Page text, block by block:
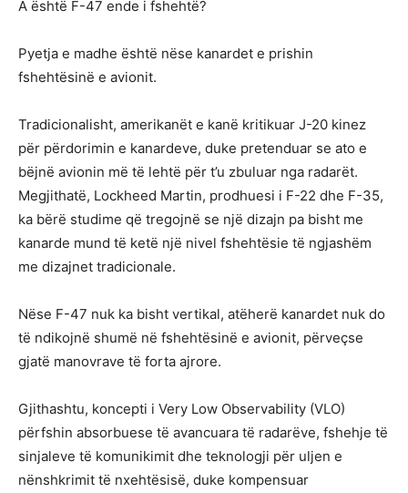
A është F-47 ende i fshehtë?
Pyetja e madhe është nëse kanardet e prishin
fshehtësinë e avionit.
Tradicionalisht, amerikanët e kanë kritikuar J-20 kinez
për përdorimin e kanardeve, duke pretenduar se ato e
bëjnë avionin më të lehtë për t’u zbuluar nga radarët.
Megjithatë, Lockheed Martin, prodhuesi i F-22 dhe F-35,
ka bërë studime që tregojnë se një dizajn pa bisht me
kanarde mund të ketë një nivel fshehtësie të ngjashëm
me dizajnet tradicionale.
Nëse F-47 nuk ka bisht vertikal, atëherë kanardet nuk do
të ndikojnë shumë në fshehtësinë e avionit, përveçse
gjatë manovrave të forta ajrore.
Gjithashtu, koncepti i Very Low Observability (VLO)
përfshin absorbuese të avancuara të radarëve, fshehje të
sinjaleve të komunikimit dhe teknologji për uljen e
nënshkrimit të nxehtësisë, duke kompensuar